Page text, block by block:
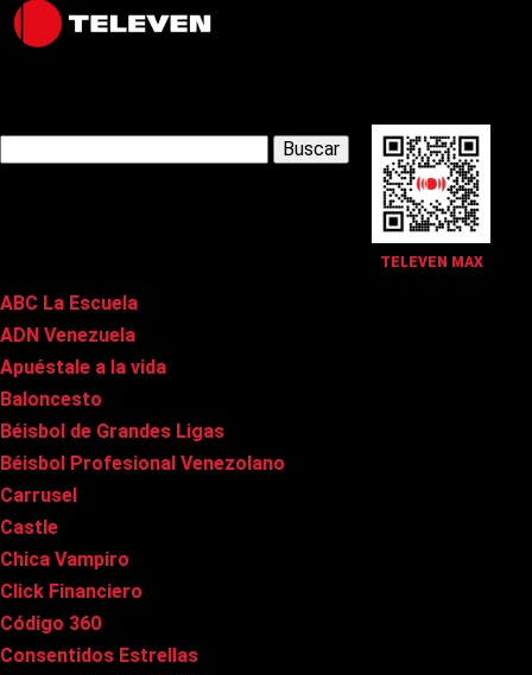
TELEVEN MAX
Latest Posts
ABC La Escuela
ADN Venezuela
Apuéstale a la vida
Baloncesto
Béisbol de Grandes Ligas
Béisbol Profesional Venezolano
Carrusel
Castle
Chica Vampiro
Click Financiero
Código 360
Consentidos Estrellas